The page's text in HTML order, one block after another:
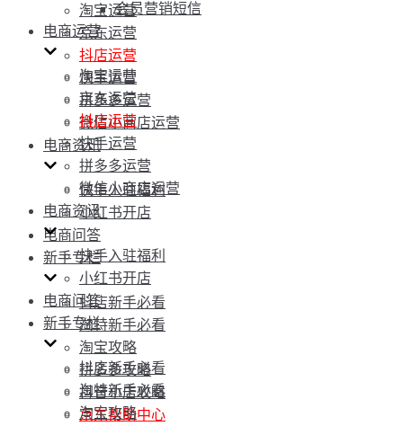
淘宝运营
京东运营
抖店运营
快手运营
拼多多运营
微信小商店运营
电商资讯
快手入驻福利
小红书开店
电商问答
新手专栏
抖店新手必看
淘特新手必看
淘宝攻略
拼多多攻略
抖音小店攻略
京东帮助中心
会员营销短信
电商运营
淘宝运营
京东运营
抖店运营
快手运营
拼多多运营
微信小商店运营
电商资讯
快手入驻福利
小红书开店
电商问答
新手专栏
抖店新手必看
淘特新手必看
淘宝攻略